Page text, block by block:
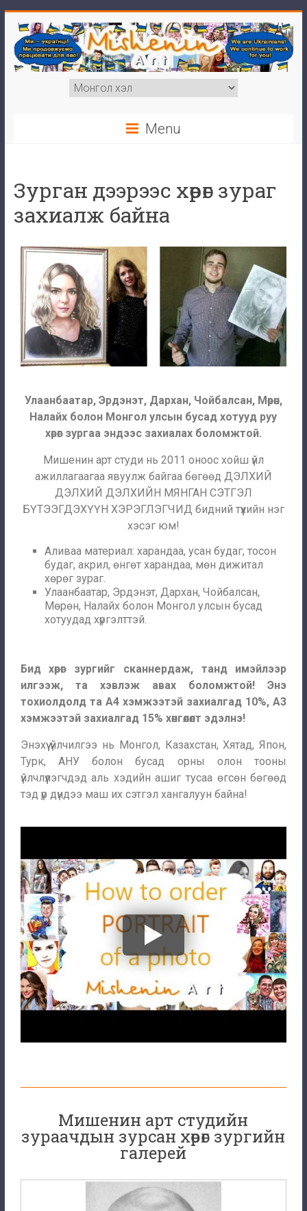
Menu
Зурган дээрээс хөрөг зураг
захиалж байна
Улаанбаатар, Эрдэнэт, Дархан, Чойбалсан, Мөрөн,
Налайх болон Монгол улсын бусад хотууд руу
хөрөг зургаа эндээс захиалах боломжтой.
Мишенин арт студи нь 2011 оноос хойш үйл
ажиллагаагаа явуулж байгаа бөгөөд ДЭЛХИЙ
ДЭЛХИЙ ДЭЛХИЙН МЯНГАН СЭТГЭЛ
БҮТЭЭГДЭХҮҮН ХЭРЭГЛЭГЧИД бидний түүхийн нэг
хэсэг юм!
Аливаа материал: харандаа, усан будаг, тосон
будаг, акрил, өнгөт харандаа, мөн дижитал
хөрөг зураг.
Улаанбаатар, Эрдэнэт, Дархан, Чойбалсан,
Мөрөн, Налайх болон Монгол улсын бусад
хотуудад хүргэлттэй.
Бид хөрөг зургийг сканнердаж, танд имэйлээр
илгээж, та хэвлэж авах боломжтой! Энэ
тохиолдолд та А4 хэмжээтэй захиалгад 10%, А3
хэмжээтэй захиалгад 15% хөнгөлөлт эдэлнэ!
Энэхүү үйлчилгээ нь Монгол, Казахстан, Хятад, Япон,
Турк, АНУ болон бусад орны олон тооны
үйлчлүүлэгчдэд аль хэдийн ашиг тусаа өгсөн бөгөөд
тэд үр дүндээ маш их сэтгэл хангалуун байна!
Мишенин арт студийн
зураачдын зурсан хөрөг зургийн
галерей